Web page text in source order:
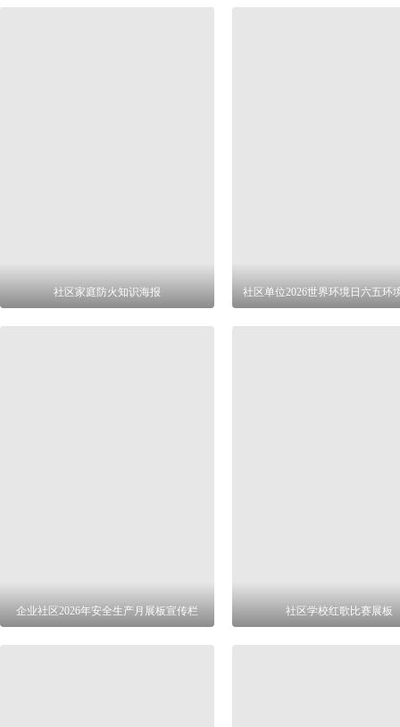
社区家庭防火知识海报 社区单位2026世界环境日六五环
企业社区2026年安全生产月展板宣传栏 社区学校红歌比赛展板